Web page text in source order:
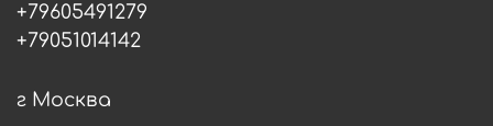
+79605491279
+79051014142
г Москва